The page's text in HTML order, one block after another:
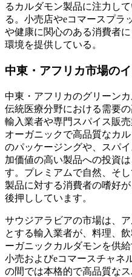
るカルダモン製品に注力し
る。小売店やeコマースプラ
や健康に関心のある消費者
環境を提供している。
中東・アフリカ市場の
中東・アフリカのグリーン
伝統医療分野における需要
輸入業者や専門スパイス販
オーガニックで高品質なカ
のパッケージングや、スパ
加価値の高い製品への投資
す。プレミアムで自然、そ
製品に対する消費者の嗜好
後押ししています。
サウジアラビアの市場は、
とする輸入業者が、料理、
ーガニックカルダモンを供
小売およびeコマースチャネ
の間では本格的で高品質な